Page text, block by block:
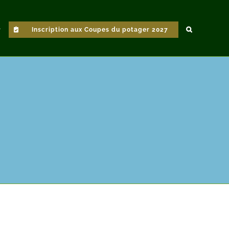
Inscription aux Coupes du potager 2027